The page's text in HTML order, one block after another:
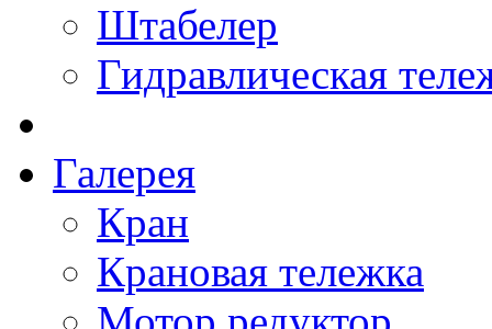
Штабелер
Гидравлическая
Галерея
Кран
Крановая тележка